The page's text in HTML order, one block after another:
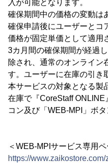
入が可能となります。
確保期間中の価格の変動は
確保申請後にユーザーとコ
価格が固定単価として適用
3カ月間の確保期間が経過
除され、通常のオンライン
す。ユーザーに在庫の引き
本サービスの対象となる製
在庫で『CoreStaff
コン及び「WEB-MPI」ボ
＜WEB-MPIサービス専用ペ
https://